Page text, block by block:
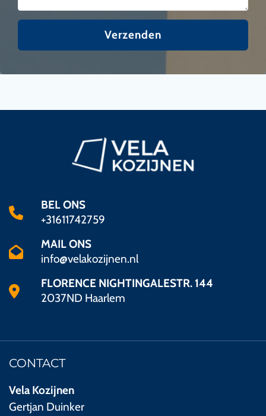
Verzenden
BEL ONS
+31611742759
MAIL ONS
info@velakozijnen.nl
FLORENCE NIGHTINGALESTR. 144
2037ND Haarlem
CONTACT
Vela Kozijnen
Gertjan Duinker